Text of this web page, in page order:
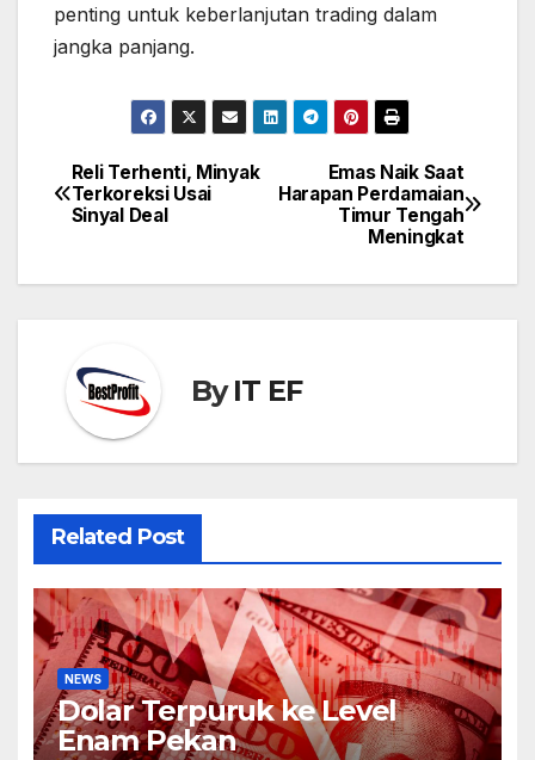
penting untuk keberlanjutan trading dalam
jangka panjang.
Post
navigation
Emas Naik Saat
Harapan Perdamaian
Timur Tengah
Meningkat
Reli Terhenti, Minyak
Terkoreksi Usai
Sinyal Deal
ByIT EF
Related Post
NEWS
Dolar Terpuruk ke Level
Enam Pekan